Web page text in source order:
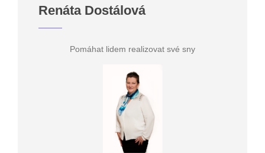
Renáta Dostálová
Pomáhat lidem realizovat své sny